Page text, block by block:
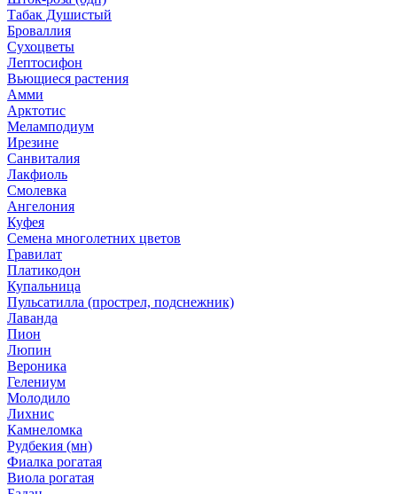
Табак Душистый
Броваллия
Сухоцветы
Лептосифон
Вьющиеся растения
Амми
Арктотис
Меламподиум
Ирезине
Санвиталия
Лакфиоль
Смолевка
Ангелония
Куфея
Семена многолетних цветов
Гравилат
Платикодон
Купальница
Пульсатилла (прострел, подснежник)
Лаванда
Пион
Люпин
Вероника
Гелениум
Молодило
Лихнис
Камнеломка
Рудбекия (мн)
Фиалка рогатая
Виола рогатая